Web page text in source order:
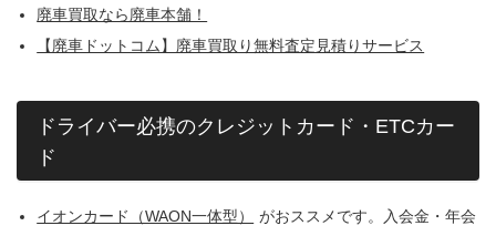
廃車買取なら廃車本舗！
【廃車ドットコム】廃車買取り無料査定見積りサービス
ドライバー必携のクレジットカード・ETCカー
ド
イオンカード（WAON一体型）
がおススメです。入会金・年会